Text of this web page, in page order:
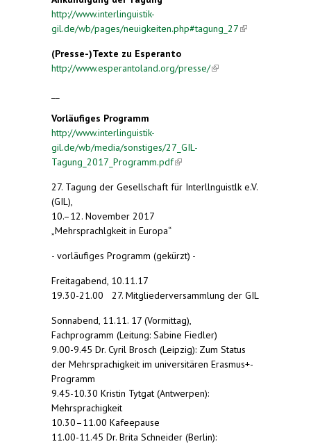
http://www.interlinguistik-
gil.de/wb/pages/neuigkeiten.php#tagung_27(link is
(Presse-)Texte zu Esperanto
http://www.esperantoland.org/presse/(link is
Vorläufiges Programm
http://www.interlinguistik-
gil.de/wb/media/sonstiges/27_GIL-
Tagung_2017_Programm.pdf(link is external)
27. Tagung der Gesellschaft für Interllnguistlk e.V.
(GIL),
10.–12. November 2017
„Mehrsprachlgkeit in Europa“
- vorläufiges Programm (gekürzt) -
Freitagabend, 10.11.17
19.30-21.00 27. Mitgliederversammlung der GIL
Sonnabend, 11.11. 17 (Vormittag),
Fachprogramm (Leitung: Sabine Fiedler)
9.00-9.45 Dr. Cyril Brosch (Leipzig): Zum Status
der Mehrsprachigkeit im universitären Erasmus+-
Programm
9.45-10.30 Kristin Tytgat (Antwerpen):
Mehrsprachigkeit
10.30–11.00 Kafeepause
11.00-11.45 Dr. Brita Schneider (Berlin):